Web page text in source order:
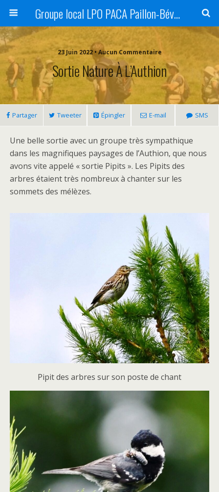
Groupe local LPO PACA Paillon-Bévéra
23 Juin 2022 • Aucun Commentaire
Sortie Nature À L’Authion
Partager Tweeter Épingler E-mail SMS
Une belle sortie avec un groupe très sympathique
dans les magnifiques paysages de l’Authion, que nous
avons vite appelé « sortie Pipits ». Les Pipits des
arbres étaient très nombreux à chanter sur les
sommets des mélèzes.
Pipit des arbres sur son poste de chant